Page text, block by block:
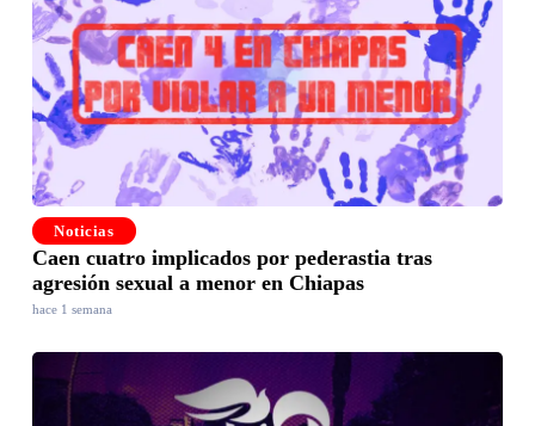
Noticias
Caen cuatro implicados por pederastia tras
agresión sexual a menor en Chiapas
hace 1 semana